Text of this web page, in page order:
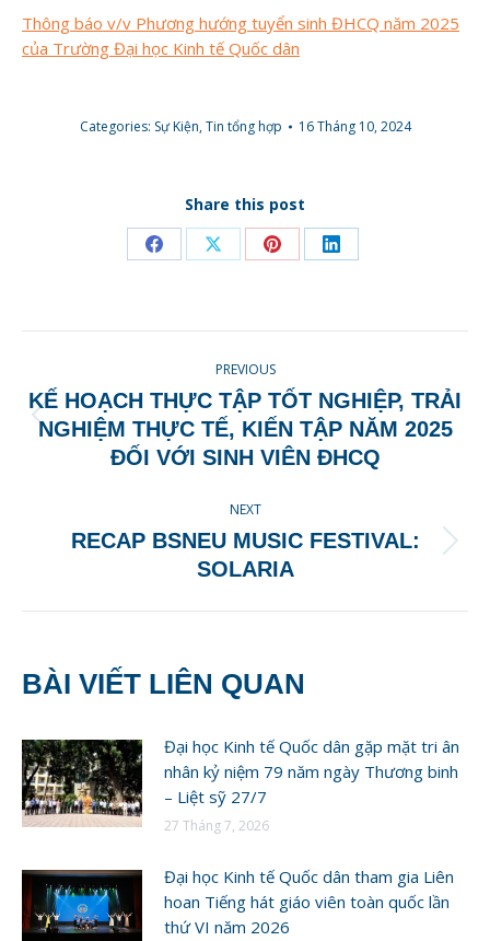
Thông báo v/v Phương hướng tuyển sinh ĐHCQ năm 2025
của Trường Đại học Kinh tế Quốc dân
Categories: Sự Kiện,Tin tổng hợp 16 Tháng 10, 2024
Share this post
Share Share Share Share
NAVIGATION
PREVIOUS
Previous
post:
KẾ HOẠCH THỰC TẬP TỐT NGHIỆP, TRẢI
NGHIỆM THỰC TẾ, KIẾN TẬP NĂM 2025
ĐỐI VỚI SINH VIÊN ĐHCQ
NEXT
Next
post:
RECAP BSNEU MUSIC FESTIVAL:
SOLARIA
BÀI VIẾT LIÊN QUAN
Đại học Kinh tế Quốc dân gặp mặt tri ân
nhân kỷ niệm 79 năm ngày Thương binh
– Liệt sỹ 27/7
27 Tháng 7, 2026
Đại học Kinh tế Quốc dân tham gia Liên
hoan Tiếng hát giáo viên toàn quốc lần
thứ VI năm 2026